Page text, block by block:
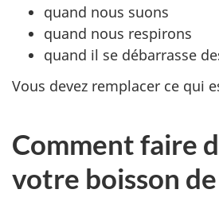
quand nous suons
quand nous respirons
quand il se débarrasse
Vous devez remplacer ce qui
Comment faire
votre boisson